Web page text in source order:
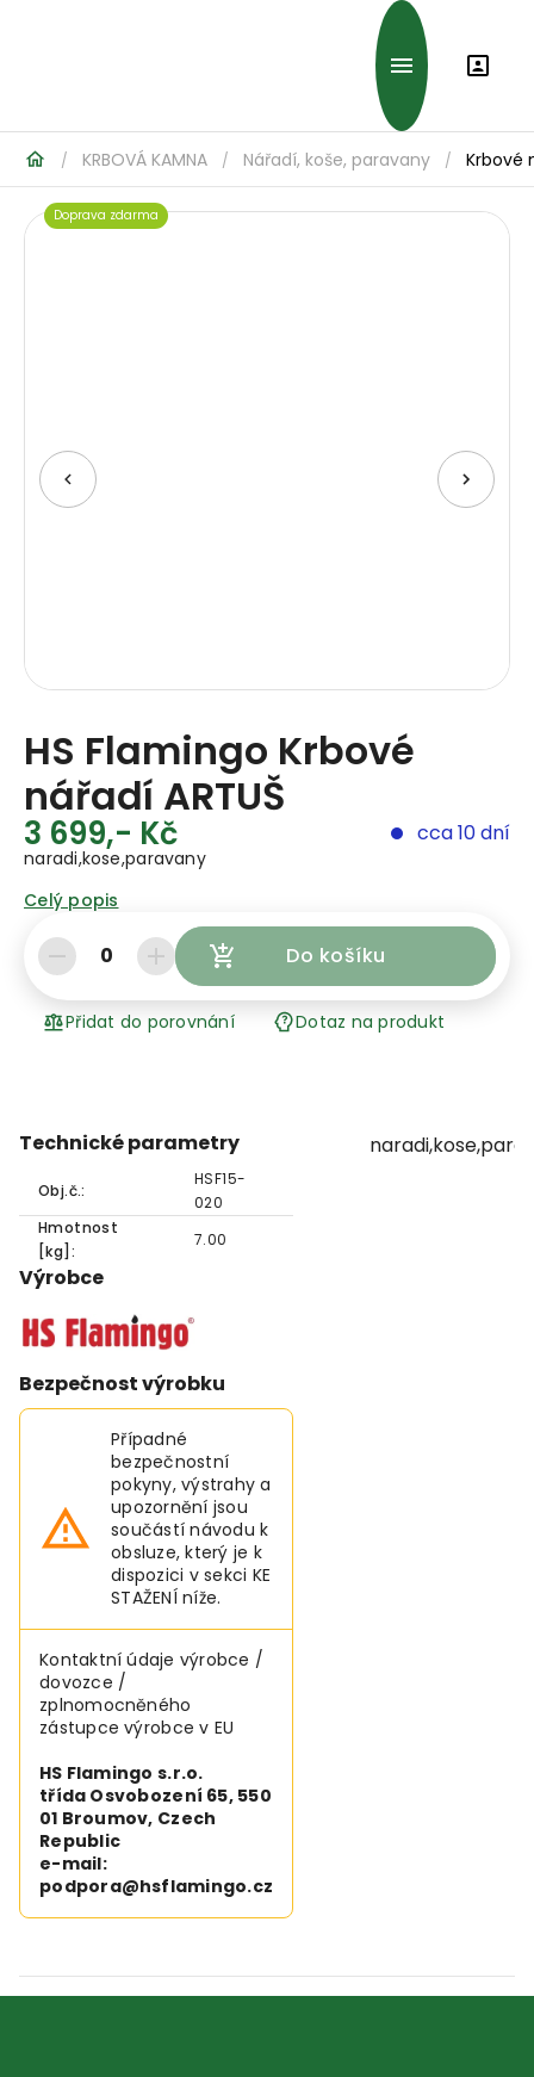
/ KRBOVÁ KAMNA / Nářadí, koše, paravany / Krbové
Doprava zdarma
HS Flamingo Krbové
nářadí ARTUŠ
3 699,- Kč cca 10 dní
naradi,kose,paravany
Celý popis
0 Do košíku
Přidat do porovnání Dotaz na produkt
Technické parametry
Obj.č.:
HSF15-
020
Hmotnost
[kg]:
7.00
Výrobce
Bezpečnost výrobku
Případné
bezpečnostní
pokyny, výstrahy a
upozornění jsou
součástí návodu k
obsluze, který je k
dispozici v sekci KE
STAŽENÍ níže.
Kontaktní údaje výrobce /
dovozce /
zplnomocněného
zástupce výrobce v EU
HS Flamingo s.r.o.
třída Osvobození 65, 550
01 Broumov, Czech
Republic
e-mail:
podpora@hsflamingo.cz